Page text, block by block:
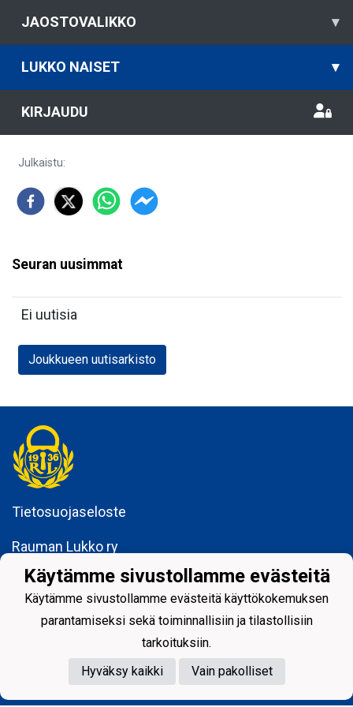
JAOSTOVALIKKO ▾
LUKKO NAISET ▾
KIRJAUDU
Julkaistu:
Seuran uusimmat
Ei uutisia
Joukkueen uutisarkisto
Tietosuojaseloste
Rauman Lukko ry
26100 Rauma
Powered by
Käytämme sivustollamme evästeitä
Käytämme sivustollamme evästeitä käyttökokemuksen
parantamiseksi sekä toiminnallisiin ja tilastollisiin
tarkoituksiin.
Hyväksy kaikki
Vain pakolliset